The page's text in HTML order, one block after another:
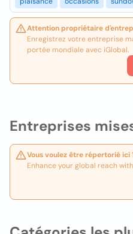
Entreprises
Vous voulez être répertorié ici
Enhance your global reach
Attention propriétaire
Enregistrez votre entreprise
portée mondiale avec iGlobal.